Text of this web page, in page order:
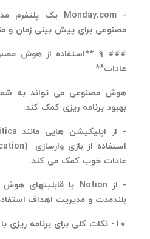
- Monday.com
یک پلتفرم
مصنوعی برای پیش بینی زمان و
### ۹ **استفاده از هوش
عادات**
هوش مصنوعی می تواند به
بهبود برنامه ریزی کمک کند:
- از اپلیکیشن هایی مانندHabitica
استفاده از بازی وارسازی (Gamification)
عادات خوب کمک می کند.
- از
با قابلیتهای
بلندمدت و مدیریت اهداف
۱۰- نکات کلی برای برنامه